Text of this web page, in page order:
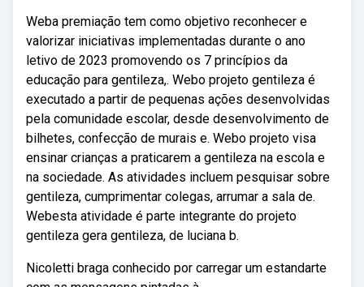
Weba premiação tem como objetivo reconhecer e
valorizar iniciativas implementadas durante o ano
letivo de 2023 promovendo os 7 princípios da
educação para gentileza,. Webo projeto gentileza é
executado a partir de pequenas ações desenvolvidas
pela comunidade escolar, desde desenvolvimento de
bilhetes, confecção de murais e. Webo projeto visa
ensinar crianças a praticarem a gentileza na escola e
na sociedade. As atividades incluem pesquisar sobre
gentileza, cumprimentar colegas, arrumar a sala de.
Webesta atividade é parte integrante do projeto
gentileza gera gentileza, de luciana b.
Nicoletti braga conhecido por carregar um estandarte